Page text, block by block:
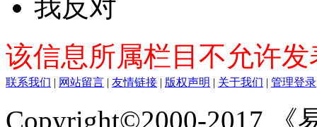
我反对
该信息所属栏目不允许
联系我们 | 网站留言 | 友情链接 | 版权声明 | 关于我们 | 管理登录
Copyright©2000-2017 《